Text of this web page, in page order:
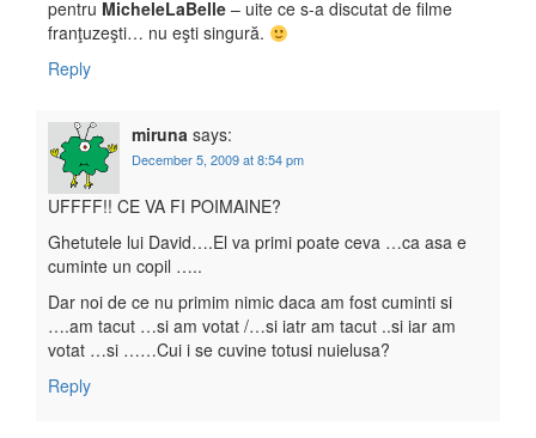
pentru MicheleLaBelle – uite ce s-a discutat de filme
franţuzeşti… nu eşti singură.
Reply
miruna says:
December 5, 2009 at 8:54 pm
UFFFF!! CE VA FI POIMAINE?
Ghetutele lui David….El va primi poate ceva …ca asa e
cuminte un copil …..
Dar noi de ce nu primim nimic daca am fost cuminti si
….am tacut …si am votat /…si iatr am tacut ..si iar am
votat …si ……Cui i se cuvine totusi nuielusa?
Reply